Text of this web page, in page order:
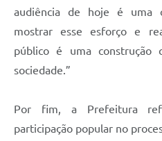
audiência de hoje é uma
mostrar esse esforço e
público é uma construção
sociedade.”
Por fim, a Prefeitura
participação popular no